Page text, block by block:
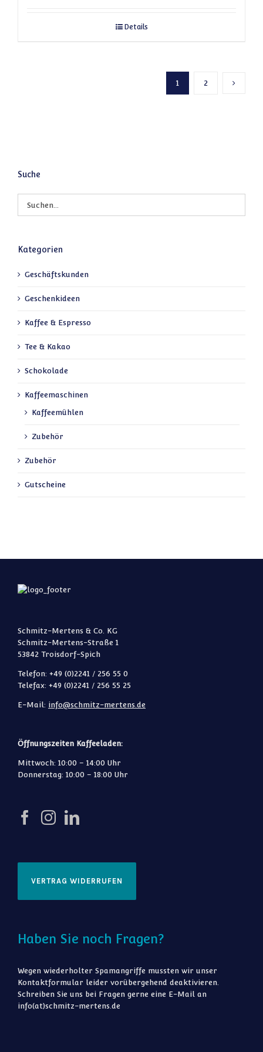
Details
1 2
Suche
Kategorien
Geschäftskunden
Geschenkideen
Kaffee & Espresso
Tee & Kakao
Schokolade
Kaffeemaschinen
Kaffeemühlen
Zubehör
Zubehör
Gutscheine
Schmitz-Mertens & Co. KG
Schmitz-Mertens-Straße 1
53842 Troisdorf-Spich
Telefon: +49 (0)2241 / 256 55 0
Telefax: +49 (0)2241 / 256 55 25
E-Mail: info@schmitz-mertens.de
Öffnungszeiten Kaffeeladen:
Mittwoch: 10:00 – 14:00 Uhr
Donnerstag: 10:00 – 18:00 Uhr
VERTRAG WIDERRUFEN
Haben Sie noch Fragen?
Wegen wiederholter Spamangriffe mussten wir unser
Kontaktformular leider vorübergehend deaktivieren.
Schreiben Sie uns bei Fragen gerne eine E-Mail an
info(at)schmitz-mertens.de